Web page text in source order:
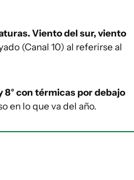
Viento del sur, viento
(Canal 10) al referirse al
8° con térmicas por debajo
en lo que va del año.